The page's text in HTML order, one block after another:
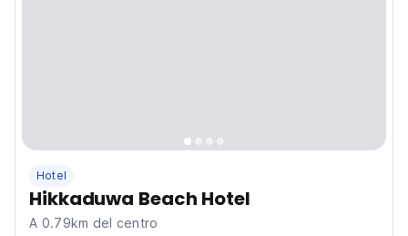
Hotel
Hikkaduwa Beach Hotel
A 0.79km del centro